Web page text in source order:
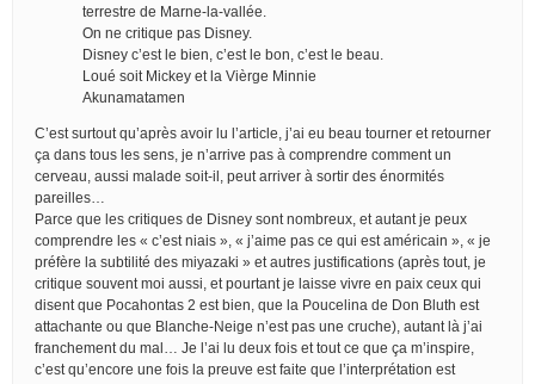
terrestre de Marne-la-vallée.
On ne critique pas Disney.
Disney c’est le bien, c’est le bon, c’est le beau.
Loué soit Mickey et la Vièrge Minnie
Akunamatamen
C’est surtout qu’après avoir lu l’article, j’ai eu beau tourner et retourner
ça dans tous les sens, je n’arrive pas à comprendre comment un
cerveau, aussi malade soit-il, peut arriver à sortir des énormités
pareilles…
Parce que les critiques de Disney sont nombreux, et autant je peux
comprendre les « c’est niais », « j’aime pas ce qui est américain », « je
préfère la subtilité des miyazaki » et autres justifications (après tout, je
critique souvent moi aussi, et pourtant je laisse vivre en paix ceux qui
disent que Pocahontas 2 est bien, que la Poucelina de Don Bluth est
attachante ou que Blanche-Neige n’est pas une cruche), autant là j’ai
franchement du mal… Je l’ai lu deux fois et tout ce que ça m’inspire,
c’est qu’encore une fois la preuve est faite que l’interprétation est